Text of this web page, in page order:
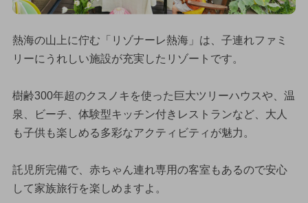
熱海の山上に佇む「リゾナーレ熱海」は、子連れファミ
リーにうれしい施設が充実したリゾートです。
樹齢300年超のクスノキを使った巨大ツリーハウスや、温
泉、ビーチ、体験型キッチン付きレストランなど、大人
も子供も楽しめる多彩なアクティビティが魅力。
託児所完備で、赤ちゃん連れ専用の客室もあるので安心
して家族旅行を楽しめますよ。